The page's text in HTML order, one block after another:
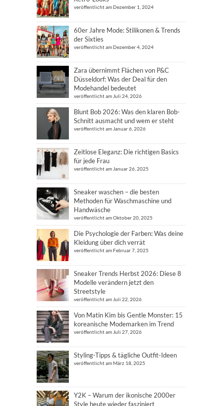
veröffentlicht am Dezember 1, 2024
60er Jahre Mode: Stilikonen & Trends
der Sixties
veröffentlicht am Dezember 4, 2024
Zara übernimmt Flächen von P&C
Düsseldorf: Was der Deal für den
Modehandel bedeutet
veröffentlicht am Juli 24, 2026
Blunt Bob 2026: Was den klaren Bob-
Schnitt ausmacht und wem er steht
veröffentlicht am Januar 6, 2026
Zeitlose Eleganz: Die richtigen Basics
für jede Frau
veröffentlicht am Januar 26, 2025
Sneaker waschen – die besten
Methoden für Waschmaschine und
Handwäsche
veröffentlicht am Oktober 20, 2025
Die Psychologie der Farben: Was deine
Kleidung über dich verrät
veröffentlicht am Februar 7, 2025
Sneaker Trends Herbst 2026: Diese 8
Modelle verändern jetzt den
Streetstyle
veröffentlicht am Juli 22, 2026
Von Matin Kim bis Gentle Monster: 15
koreanische Modemarken im Trend
veröffentlicht am Juli 27, 2026
Styling-Tipps & tägliche Outfit-Ideen
veröffentlicht am März 18, 2025
Y2K – Warum der ikonische 2000er
Style heute wieder fasziniert